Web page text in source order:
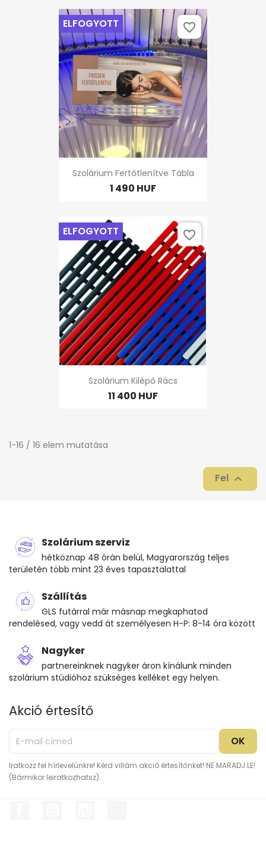
Szolárium Fertőtlenítve Tábla
1 490 HUF
ELFOGYOTT favorite_border
Szolárium Kilépő Rács
11 400 HUF
ELFOGYOTT favorite_border
1-16 / 16 elem mutatása
Fel 
Szolárium szerviz
hétköznap 48 órán belül, Magyarország teljes
területén több mint 23 éves tapasztalattal
Szállítás
GLS futárral már másnap megkaphatod
rendelésed, vagy vedd át személyesen H-P: 8-14 óra között
Nagyker
partnereinknek nagyker áron kínálunk minden
szolárium stúdióhoz szükséges kelléket egy helyen.
Akció értesítő
Iratkozz fel hírlevelünkre! Kérd villám akció értesítőnket! NE MARADJ LE!
(Bármikor leiratkozhatsz).